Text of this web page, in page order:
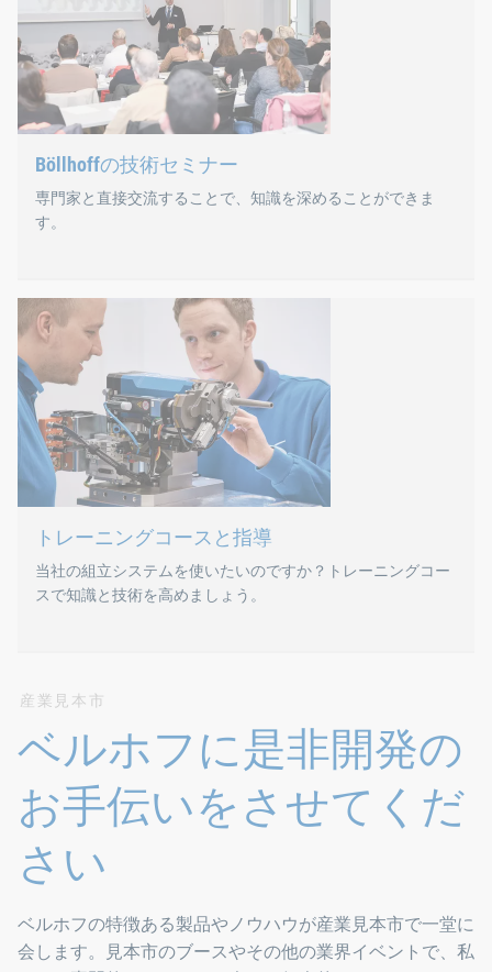
デジタルな知識の伝授や専門家の交流も有効です。その
初年度は、合計25回のイベントで700名以上の関係者が集
Böllhoffの技術セミナー
専門家と直接交流することで、知識を深めることができま
す。
Böllhoffの技術セミナー
東ヴェストファーレン州のビーレフェルト は、当社の
個人的な交流に加え、技術セミナーでは実体験を重視し
トレーニングコースと指導
当社の組立システムを使いたいのですか？トレーニングコー
スで知識と技術を高めましょう。
トレーニングコースと
自動組立システムのトレーニングコースと指導は、ビーレ
少人数でイベントを開催しています。 このため、セミナ
産業見本市
ベルホフに是非開発の
お手伝いをさせてくだ
さい
ベルホフの特徴ある製品やノウハウが産業見本市で一堂に
会します。見本市のブースやその他の業界イベントで、私